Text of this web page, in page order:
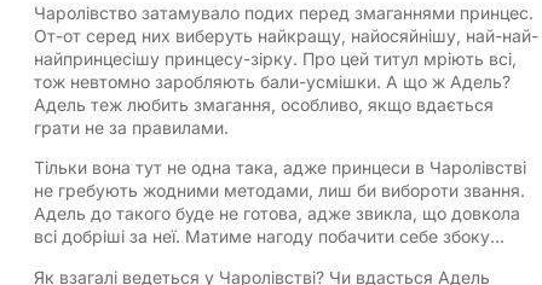
Чаролівство затамувало подих перед змаганнями принцес.
От-от серед них виберуть найкращу, найосяйнішу, най-най-
найпринцесішу принцесу-зірку. Про цей титул мріють всі,
тож невтомно заробляють бали-усмішки. А що ж Адель?
Адель теж любить змагання, особливо, якщо вдається
грати не за правилами.
Тільки вона тут не одна така, адже принцеси в Чаролівстві
не гребують жодними методами, лиш би вибороти звання.
Адель до такого буде не готова, адже звикла, що довкола
всі добріші за неї. Матиме нагоду побачити себе збоку…
Як взагалі ведеться у Чаролівстві? Чи вдасться Адель